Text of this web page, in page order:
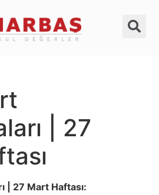
| 27
| 27 Mart Haftası: